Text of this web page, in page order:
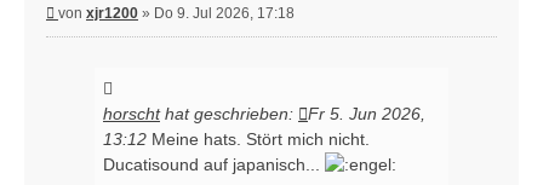
Beitrag
von xjr1200 » Do 9. Jul 2026, 17:18
horschthat geschrieben:
Fr 5. Jun 2026,
13:12 Meine hats. Stört mich nicht.
Ducatisound auf japanisch...